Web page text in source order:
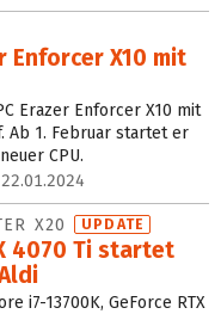
Enforcer X10 mit
Erazer Enforcer X10 mit
Ab 1. Februar startet er
CPU.
22.01.2024
X20 UPDATE
4070 Ti startet
i7-13700K, GeForce RTX